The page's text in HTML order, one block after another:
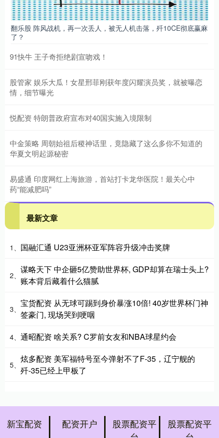
翻乐股 阵风战机，再一次丢人，被无人机击落，歼10CE彻底赢麻
了？
91快牛 王子奇拒绝剧宣吻戏！
股管家 娱乐大瓜！女星邢菲刚获年度闪耀演员奖，就被曝恋
情，细节曝光
悦配资 特朗普政府宣布对40国实施入境限制
中金策略 周朝始祖后稷神话里，竟隐藏了这么多你不知道的
华夏文明起源秘密
易盛通 印度网红上海旅游，首站打卡龙华医院！最关心中
药“能减肥吗”
最新文章
1、 国融汇通 U23亚洲杯亚军阵容升级冲击奖牌
2、
谋略天下 中企砸5亿赞助世界杯, GDP却算在瑞士头上?
账本背后藏着什么猫腻
3、
宝货配资 从无球可踢到身价暴涨10倍! 40岁世界杯门神
签豪门, 现场哭到哽咽
4、 通昭配资 啥关系? C罗前女友和NBA球星约会
5、
炫多配资 美军福特号至今弹射不了F-35，辽宁舰的
歼-35已经上甲板了
新宝配资 配资开户
股票配资平
股票配资平